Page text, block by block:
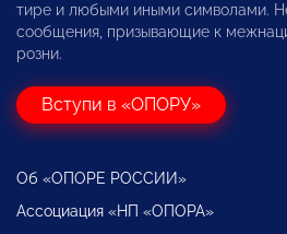
тире и любыми иными символами.
сообщения, призывающие к
розни.
Вступи в «ОПОРУ»
Об «ОПОРЕ РОССИИ»
Ассоциация «НП «ОПОРА»